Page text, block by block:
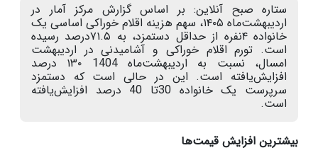
ستاره صبح آنلاین: بر اساس گزارش مرکز آمار در
اردیبهشت‌ماه ۱۴۰۵، سهم هزینه اقلام خوراکی اساسی یک
خانواده ۴نفره از حداقل دستمزد، به ۷۱.۵درصد رسیده
است. تورم اقلام خوراکی و آشامیدنی در اردیبهشت
امسال، نسبت به اردیبهشت‌ماه 1404 ۱۳۰ درصد
افزایش‌یافته است. این در حالی‌ است که دستمزد
سرپرست یک خانواده 30تا 40 درصد افزایش‌یافته
است.
بیشترین افزایش قیمت‌ها